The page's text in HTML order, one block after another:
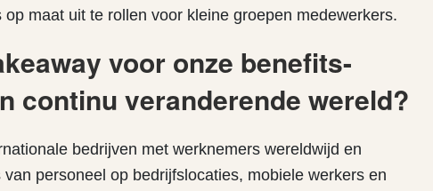
maat uit te rollen voor kleine groepen medewerkers.
voor onze benefits-
continu veranderende wereld?
bedrijven met werknemers wereldwijd en
personeel op bedrijfslocaties, mobiele werkers en